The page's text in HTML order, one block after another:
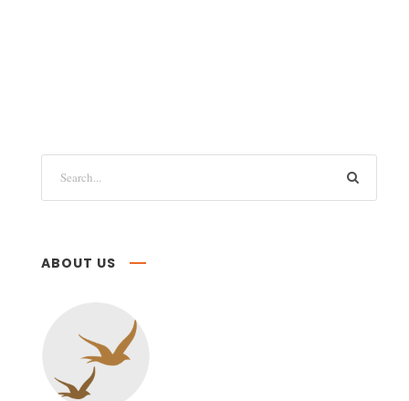
ABOUT US